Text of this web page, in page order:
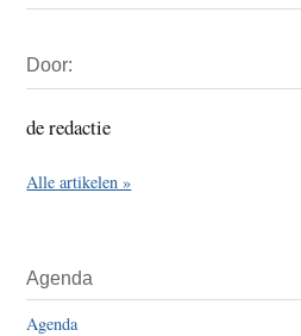
Sidebar
Door:
de redactie
Alle artikelen »
Agenda
Agenda